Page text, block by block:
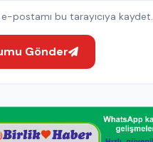
e-postamı bu tarayıcıya kaydet.
Gönder